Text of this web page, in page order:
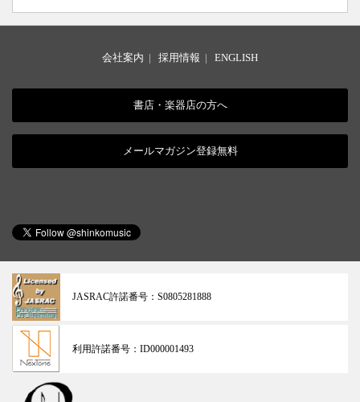
会社案内 | 採用情報 | ENGLISH
書店・楽器店の方へ
メールマガジン登録無料
JASRAC許諾番号： S0805281888
利用許諾番号： ID000001493